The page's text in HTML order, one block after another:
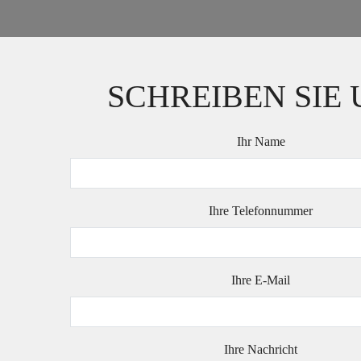
SCHREIBEN SIE
Ihr Name
Ihre Telefonnummer
Ihre E-Mail
Ihre Nachricht